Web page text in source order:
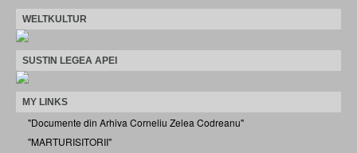
WELTKULTUR
SUSTIN LEGEA APEI
MY LINKS
"Documente din Arhiva Corneliu Zelea Codreanu"
"MARTURISITORII"